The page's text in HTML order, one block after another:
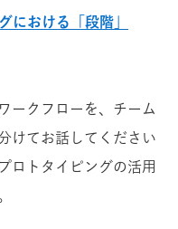
における「段階」
ークフローを、チーム
けてお話してください
ロトタイピングの活用